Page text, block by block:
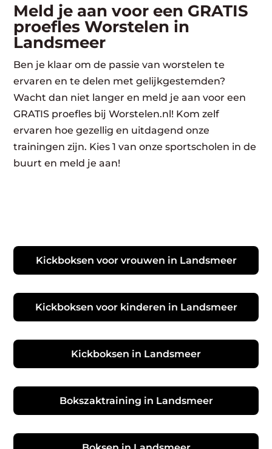
Meld je aan voor een GRATIS
proefles Worstelen in
Landsmeer
Ben je klaar om de passie van worstelen te
ervaren en te delen met gelijkgestemden?
Wacht dan niet langer en meld je aan voor een
GRATIS proefles bij Worstelen.nl! Kom zelf
ervaren hoe gezellig en uitdagend onze
trainingen zijn. Kies 1 van onze sportscholen in de
buurt en meld je aan!
Kickboksen voor vrouwen in Landsmeer
Kickboksen voor kinderen in Landsmeer
Kickboksen in Landsmeer
Bokszaktraining in Landsmeer